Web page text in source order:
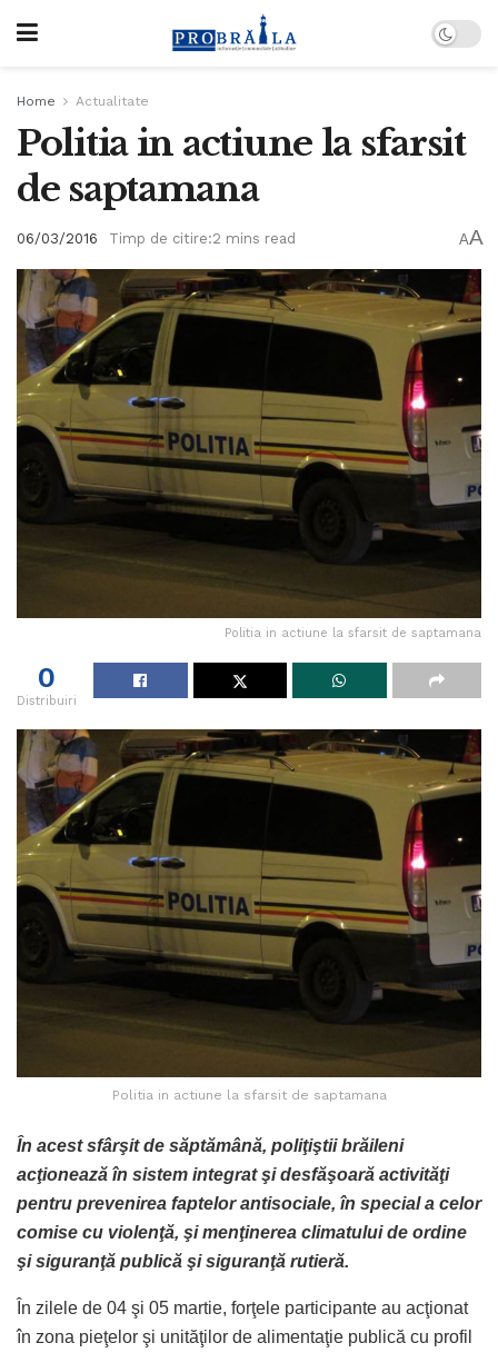
Home Actualitate
Politia in actiune la sfarsit
de saptamana
06/03/2016 Timp de citire:2 mins read AA
Politia in actiune la sfarsit de saptamana
0
Distribuiri
Politia in actiune la sfarsit de saptamana
În acest sfârşit de săptămână, poliţiştii brăileni
acţionează în sistem integrat şi desfăşoară activităţi
pentru prevenirea faptelor antisociale, în special a celor
comise cu violenţă, şi menţinerea climatului de ordine
şi siguranţă publică şi siguranţă rutieră.
În zilele de 04 şi 05 martie, forţele participante au acţionat
în zona pieţelor şi unităţilor de alimentaţie publică cu profil